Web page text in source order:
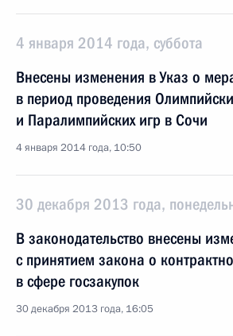
4 января 2014 года, суббота
Внесены изменения в Указ о
в период проведения
и Паралимпийских игр в Сочи
4 января 2014 года, 10:50
30 декабря 2013 года,
В законодательство внесены
с принятием закона о
в сфере госзакупок
30 декабря 2013 года, 16:05